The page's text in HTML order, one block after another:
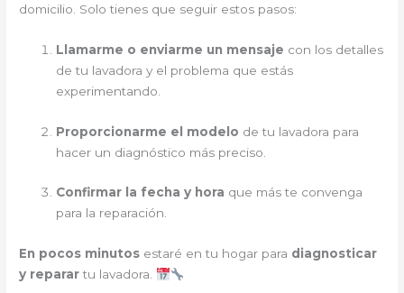
domicilio. Solo tienes que seguir estos pasos:
Llamarme o enviarme un mensaje con los detalles
de tu lavadora y el problema que estás
experimentando.
Proporcionarme el modelo de tu lavadora para
hacer un diagnóstico más preciso.
Confirmar la fecha y hora que más te convenga
para la reparación.
En pocos minutos estaré en tu hogar para diagnosticar
y reparartu lavadora.